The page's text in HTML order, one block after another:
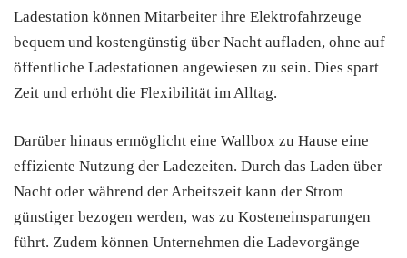
Ladestation können Mitarbeiter ihre Elektrofahrzeuge
bequem und kostengünstig über Nacht aufladen, ohne auf
öffentliche Ladestationen angewiesen zu sein. Dies spart
Zeit und erhöht die Flexibilität im Alltag.
Darüber hinaus ermöglicht eine Wallbox zu Hause eine
effiziente Nutzung der Ladezeiten. Durch das Laden über
Nacht oder während der Arbeitszeit kann der Strom
günstiger bezogen werden, was zu Kosteneinsparungen
führt. Zudem können Unternehmen die Ladevorgänge